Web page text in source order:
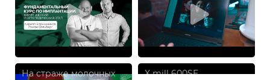
GREEN DENT Academy!
На страже молочных
X mill 600SE